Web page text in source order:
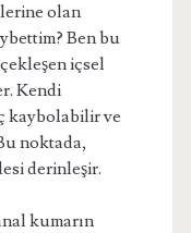
olan
Ben bu
içsel
Kendi
kaybolabilir ve
noktada,
derinleşir.
kumarın